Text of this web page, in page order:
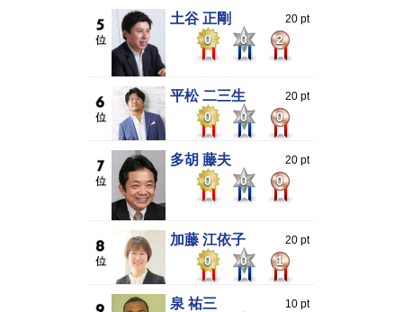
土谷 正剛 20 pt
0 0 2
平松 二三生 20 pt
0 0 0
多胡 藤夫 20 pt
0 0 0
加藤 江依子 20 pt
0 0 1
泉 祐三 10 pt